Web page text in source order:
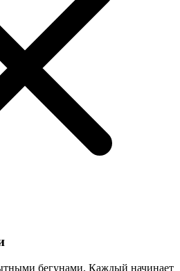
бегунами. Каждый начинает